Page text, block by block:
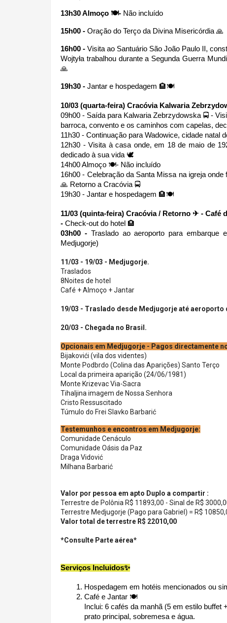
13h30 Almoço 🍽- Não incluído
15h00 - Oração do Terço da Divina Misericórdia 🙏
16h00 - Visita ao Santuário São João Paulo II,
Wojtyła trabalhou durante a Segunda Guerra
🙏
19h30 - Jantar e hospedagem 🏨🍽
10/03 (quarta-feira) Cracóvia Kalwaria
09h00 - Saída para Kalwaria Zebrzydowska 🚍 -
barroca, convento e os caminhos com capelas,
11h30 - Continuação para Wadowice, cidade natal
12h30 - Visita à casa onde, em 18 de maio de
dedicado à sua vida 🕊
14h00 Almoço 🍽- Não incluído
16h00 - Celebração da Santa Missa na igreja onde
🙏 Retorno a Cracóvia 🚍
19h30 - Jantar e hospedagem 🏨🍽
11/03 (quinta-feira) Cracóvia / Retorno ✈ - Café
- Check-out do hotel 🏨
03h00 - Traslado ao aeroporto para embarque
Medjugorje)
11/03 - 19/03 - Medjugorje.
Traslados
8Noites de hotel
Café + Almoço + Jantar
19/03 - Traslado desde Medjugorje até aeroporto
20/03 - Chegada no Brasil.
Opcionais em Medjugorje - Pagos directamente
Bijakovići (vila dos videntes)
Monte Podbrdo (Colina das Aparições) Santo Terço
Local da primeira aparição (24/06/1981)
Monte Krizevac Via-Sacra
Tihaljina imagem de Nossa Senhora
Cristo Ressuscitado
Túmulo do Frei Slavko Barbarić
Testemunhos e encontros em Medjugorje:
Comunidade Cenáculo
Comunidade Oásis da Paz
Draga Vidović
Milhana Barbarić
Valor por pessoa em apto Duplo a compartir :
Terrestre de Polônia R$ 11893,00 - Sinal de R$
Terrestre Medjugorje (Pago para Gabriel) = R$
Valor total de terrestre R$ 22010,00
*Consulte Parte aérea*
Serviços Incluidos✨
Hospedagem em hotéis mencionados ou
Café e Jantar 🍽
Inclui: 6 cafés da manhã (5 em estilo
prato principal, sobremesa e água.